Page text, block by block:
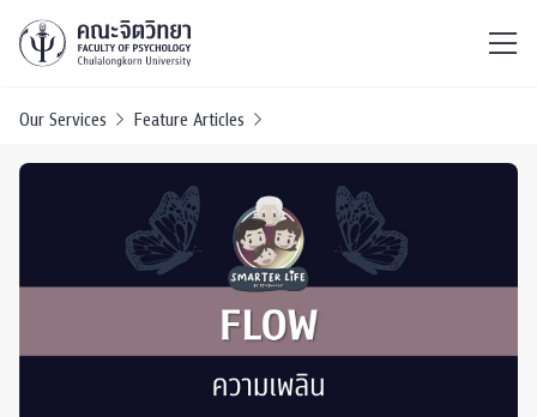
Our Services Feature Articles